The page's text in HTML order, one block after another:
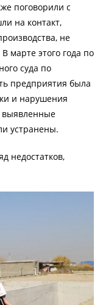
поговорили с
на контакт,
не
марте этого года по
суда по
предприятия была
и нарушения
выявленные
устранены.
недостатков,